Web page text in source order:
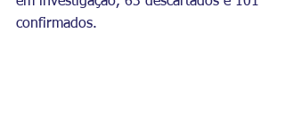
confirmados.